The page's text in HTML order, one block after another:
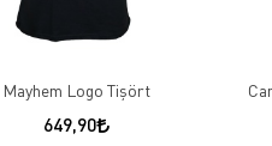
Mayhem Logo Tişört
649,90